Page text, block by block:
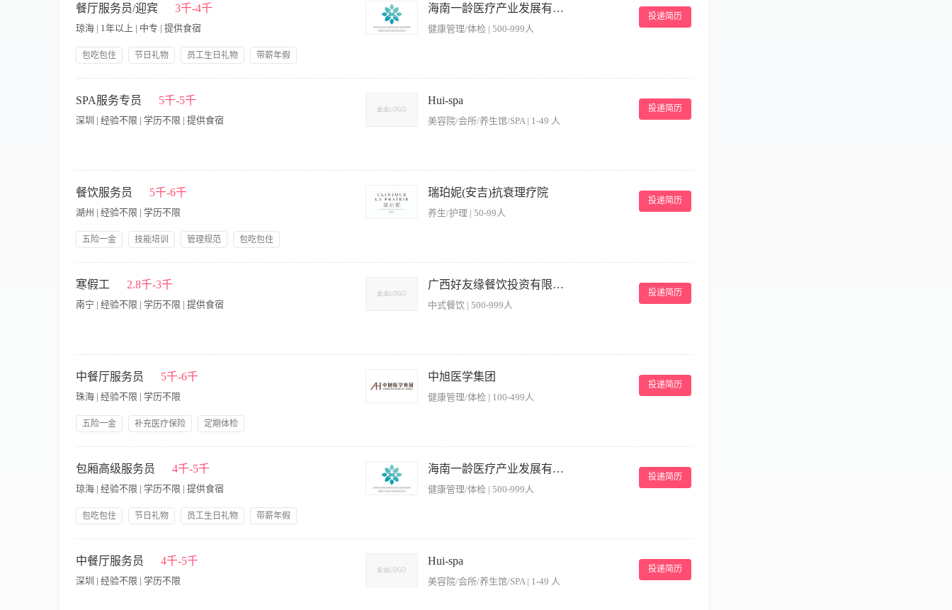
必应，能够解答顾客咨询类问题，使顾客有宾至如归的感觉； 4、 熟悉餐厅的饮品及菜品介绍； 5、 积极参加培训，不断提高服务技能； 6、 服从主管安排，配合同
事工作； 7、协助运营，支援其他部门的工作； 8、配合完成领导交代的其他工作或任务（包括涉及非本岗位的工作内容） 岗位要求： 1、身体健康，形象气质佳
2、 能吃苦耐劳，有责任心，有爱心，热爱服务行业； 3、 身体状况符合国家餐饮行业标准要求； 4、 品行端正，无不良嗜好和记录，无纹身。
餐厅服务员/迎宾 3千-4千
琼海 | 1年以上 | 中专 | 提供食宿
包吃包住 节日礼物 员工生日礼物
带薪年假
海南一龄医疗产业发展有限公司
健康管理/体检 | 500-999人
投递简历
行保管。 3. 迎接宾客，引导宾客到预订台位或宾客满意的台位。 4. 客满时，负责安排好后到的宾客，使宾客乐于等位。 5. 随时注意听取宾客的意见，及时向上级反
映。 6. 随时注意在接待工作中的各种问题，及时向上级反映和协助处理。 7. 掌握和运用礼貌语言，负责接听电话，宾客电话订餐应问清楚基本信息。 8. 向客人介绍
餐厅各式菜点、各种饮品和特式菜点，吸引宾客来餐厅就餐。 岗位要求 1.中专毕业或具有同等学历，经过餐饮服务培训，有一定的日常外语会话能力。 2.有熟练的服
SPA服务专员 5千-5千
深圳 | 经验不限 | 学历不限 | 提供食宿
Hui-spa
美容院/会所/养生馆/SPA | 1-49 人
投递简历
里，你将通过专业的服务支持与温暖的零售互动，为客户创造从踏入空间到选购产品的完整美好体验。如果你渴望在高端健康疗愈品牌中成长，欢迎加入我们。 主要
职责 环境与服务支持· 负责一、二楼整体环境的清洁、整理与日常布置，确保疗愈空间始终整洁、宁静、舒适。· 协助准备各项疗愈服务用品，并为客户提供茶水、轻
食等贴心服务支持。· 配合理疗师与前台，完成客户引导、更衣协助等服务工作，确保服务动线流畅。 零售销售与客户互动· 在一楼零售区主动接待客户，介绍HUI
Wellness香氛等产品特性，协助试香与体验，促成销售。· 负责零售区域的货品陈列、库存盘点与补充，保持商品展示的吸引力与有序性。· 学习产品知识，为客户提
供专业的购物建议，传递品牌理念。 运营协助· 遵守并执行各项服务标准操作程序（SOP）与卫生安全规范。· 协助完成上级交办的其他日常运营支持工作。 任职要
求 基本条件· 高中及以上学历。· 具备服务行业基础工作经验，有零售、酒店、餐饮或SPA行业经验者优先。 能力与素养· 拥有良好的服务意识与亲和力，沟通表达清
· 有竞争力的薪酬：岗位底薪 + 绩效奖金 + 零售销售提成，收入与个人表现直接挂钩。 · 成长型岗位：提供完整的SPA服务流程与零售产品知识培训，清晰的发展路径
（可向资深服务顾问、前台主管或零售专员方向培养）。 · 融入团队：享受与团队一致的员工疗愈福利、节日礼品、生日关怀及团队活动。 · 优雅的工作环境：在深
餐饮服务员 5千-6千
湖州 | 经验不限 | 学历不限
五险一金 技能培训 管理规范
包吃包住
瑞珀妮(安吉)抗衰理疗院
养生/护理 | 50-99人
投递简历
保餐厅区域每餐段都将按标准设定，这包括摆台,设置自助餐,所有设备准备好服务,确保你已经被主管做了餐前会议。 4、确保餐台的干净和整洁。 5、确保服务台保持
干净和整洁。 6、有效地与厨房沟通。 7、确保完全了解食品出品，已做更好推销。
寒假工 2.8千-3千
南宁 | 经验不限 | 学历不限 | 提供食宿
广西好友缘餐饮投资有限公司
中式餐饮 | 500-999人
投递简历
水产科学研究院旁） 联系人：陆主管15717719979微信同号
中餐厅服务员 5千-6千
珠海 | 经验不限 | 学历不限
五险一金 补充医疗保险 定期体检
中旭医学集团
健康管理/体检 | 100-499人
投递简历
设备，确保娱乐活动的顺利进行。 4、保持包房或座位的整洁，清理桌面垃圾。 5、协调与其他服务员或工作人员的工作，确保服务的连贯性和高效性。 6、确保场所
内的消防安全，熟悉消防设备的使用方法，并在紧急情况下能够迅速疏散客人。 7、协助客人进行结账，确保账单准确无误。 【岗位要求】 1、服务意识强，能够主
动为客人提供优质服务。 2、具备良好的沟通能力，能够与客人进行愉快的交流，解决客人的问题。 3、熟悉娱乐场所的服务流程和规范，能够熟练操作相关设备。
4、了解酒水、小吃等餐饮产品的知识，能够为客人提供专业的推荐和建议。 5、具备良好的身体素质，能够适应快节奏的工作环境。
包厢高级服务员 4千-5千
琼海 | 经验不限 | 学历不限 | 提供食宿
包吃包住 节日礼物 员工生日礼物
带薪年假
海南一龄医疗产业发展有限公司
健康管理/体检 | 500-999人
投递简历
换餐具、烟灰缸，及时清理桌面； 3、要做到手勤、脚勤、眼勤、口勤，及时为客人提供优质服务； 4、了解餐厅菜单内容和出品，具备一定的菜肴知识和点菜技能技
巧，积极向客人推介相关的时令菜肴、特色菜肴及急推菜肴等，提高餐厅营业收入； 5、服从领导安排，做好餐厅日常检查、准备工作和餐厅服务工作； 6、积极的参
加部门及酒店组织的相关培训，不断提高自身业务技能和综合素质； 7、协助餐厅主管完成其他相关工作内容及工作任务； 8、领导交代其他临时的工作任务。 任职
中餐厅服务员 4千-5千
深圳 | 经验不限 | 学历不限
Hui-spa
美容院/会所/养生馆/SPA | 1-49 人
投递简历